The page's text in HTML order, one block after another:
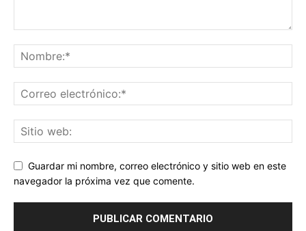
Guardar mi nombre, correo electrónico y sitio web en este
navegador la próxima vez que comente.